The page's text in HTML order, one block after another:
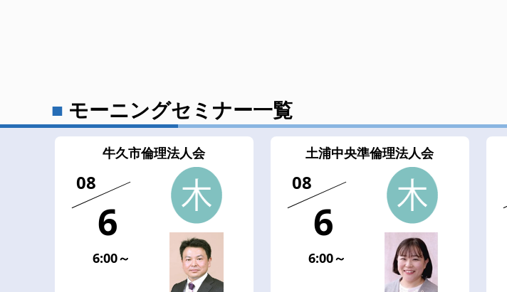
モーニングセミナー一覧
牛久市倫理法人会
08
6
6:00～
土浦中央準倫理法人会
08
6
6:00～